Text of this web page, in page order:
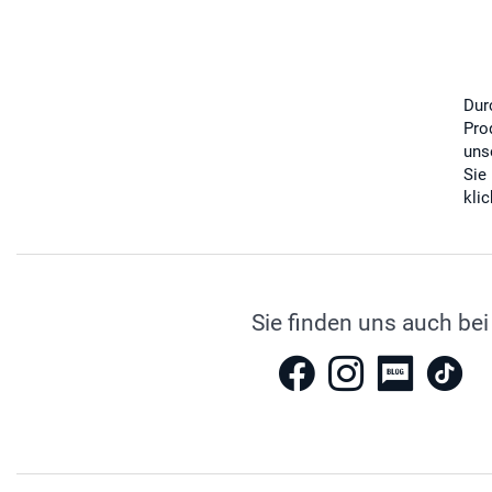
Sie
Sie finden uns auch bei